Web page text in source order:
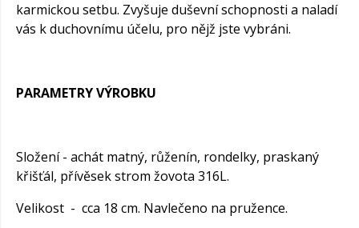
karmickou setbu. Zvyšuje duševní schopnosti a naladí
vás k duchovnímu účelu, pro nějž jste vybráni.
PARAMETRY VÝROBKU
Složení - achát matný, růženín, rondelky, praskaný
křišťál, přívěsek strom žovota 316L.
Velikost - cca 18 cm. Navlečeno na pružence.